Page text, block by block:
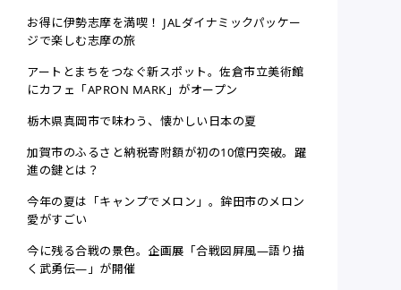
お得に伊勢志摩を満喫！ JALダイナミックパッケー
ジで楽しむ志摩の旅
アートとまちをつなぐ新スポット。佐倉市立美術館
にカフェ「APRON MARK」がオープン
栃木県真岡市で味わう、懐かしい日本の夏
加賀市のふるさと納税寄附額が初の10億円突破。躍
進の鍵とは？
今年の夏は「キャンプでメロン」。鉾田市のメロン
愛がすごい
今に残る合戦の景色。企画展「合戦図屏風—語り描
く武勇伝―」が開催